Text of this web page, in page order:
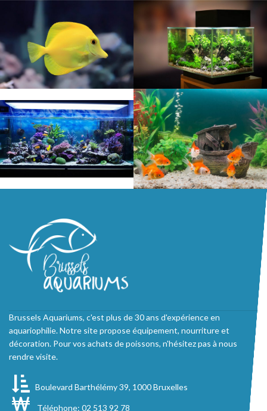
Brussels Aquariums, c'est plus de 30 ans d'expérience en
aquariophilie. Notre site propose équipement, nourriture et
décoration. Pour vos achats de poissons, n'hésitez pas à nous
rendre visite.
Boulevard Barthélémy 39, 1000 Bruxelles
Téléphone: 02 513 92 78